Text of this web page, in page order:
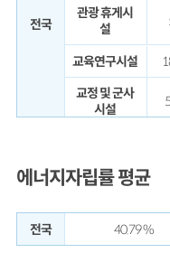
전국
관광 휴게시
설
교육연구시설
교정 및 군사
시설
국방·군사시
설
노유자시설
에너지자립률 평균
전국 40.79 %